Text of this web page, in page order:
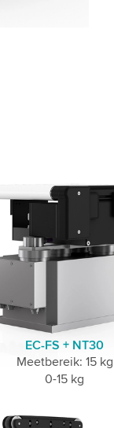
EC-FS + NT30
Meetbereik: 15 kg
0-15 kg